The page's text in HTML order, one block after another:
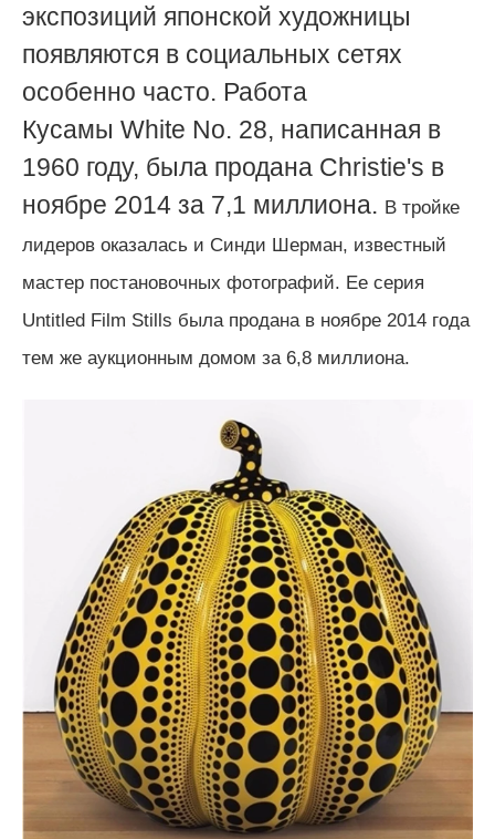
экспозиций японской художницы
появляются в социальных сетях
особенно часто. Работа
Кусамы White Nо. 28, написанная в
1960 году, была продана Christie's в
ноябре 2014 за 7,1 миллиона. В тройке
лидеров оказалась и Синди Шерман, известный
мастер постановочных фотографий. Ее серия
Untitled Film Stills была продана в ноябре 2014 года
тем же аукционным домом за 6,8 миллиона.